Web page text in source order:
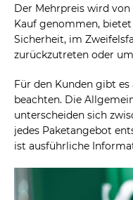
Der Mehrpreis wird
Kauf genommen,
Sicherheit, im
zurückzutreten oder
Für den Kunden gibt
beachten. Die
unterscheiden sich
jedes Paketangebot
ist ausführliche